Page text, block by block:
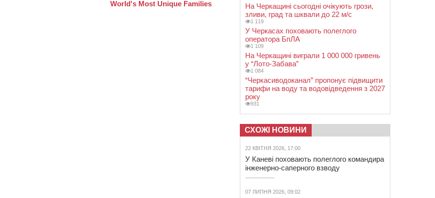
На Черкащині сьогодні очікують грози,
зливи, град та шквали до 22 м/с
1 119
У Черкасах поховають полеглого
оператора БпЛА
1 109
На Черкащині виграли 1 000 000 гривень
у “Лото-Забава”
1 084
“Черкасиводоканал” пропонує підвищити
тарифи на воду та водовідведення з 2027
року
931
СХОЖІ НОВИНИ
22 КВІТНЯ 2026, 17:00
У Каневі поховають полеглого командира
інженерно-саперного взводу
07 ЛИПНЯ 2026, 09:02